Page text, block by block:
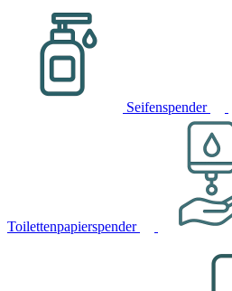
Seifenspender
Toilettenpapierspender